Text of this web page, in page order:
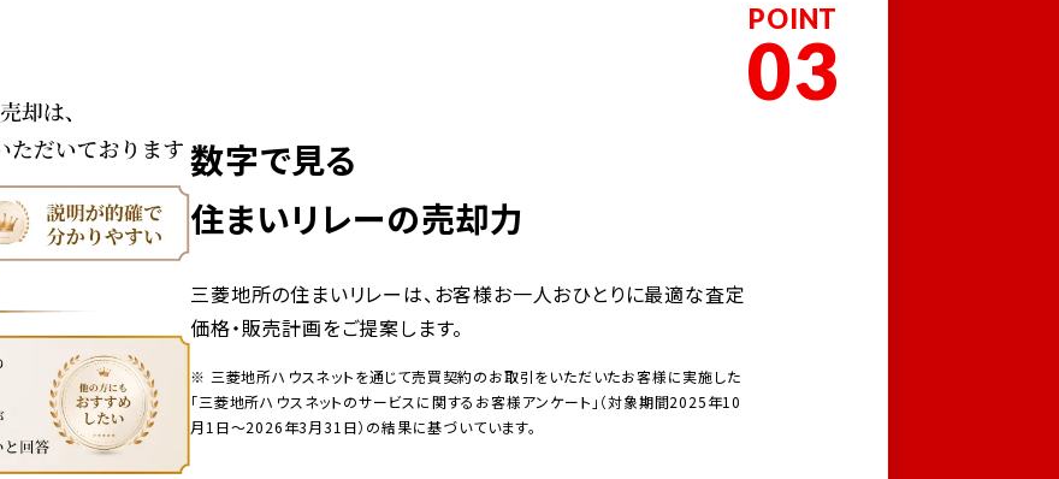
POINT
03
数字で見る
住まいリレーの売却力
三菱地所の住まいリレーは、お客様お一人おひとりに最適な査定
価格・販売計画をご提案します。
※ 三菱地所ハウスネットを通じて売買契約のお取引をいただいたお客様に実施した
「三菱地所ハウスネットのサービスに関するお客様アンケート」（対象期間2025年10
月1日～2026年3月31日）の結果に基づいています。